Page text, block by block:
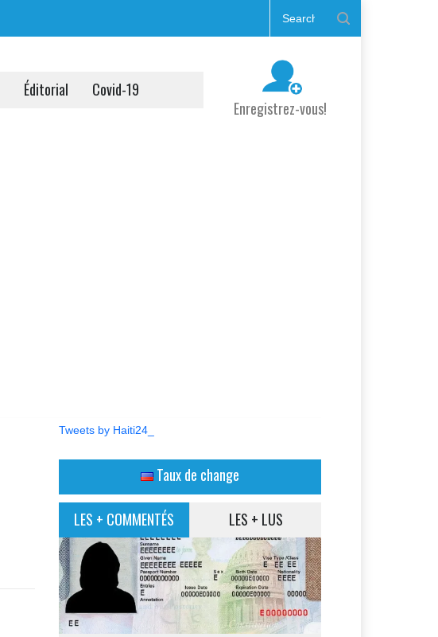
Éditorial
Covid-19
Enregistrez-vous!
Tweets by Haiti24_
Taux de change
LES + COMMENTÉS LES + LUS